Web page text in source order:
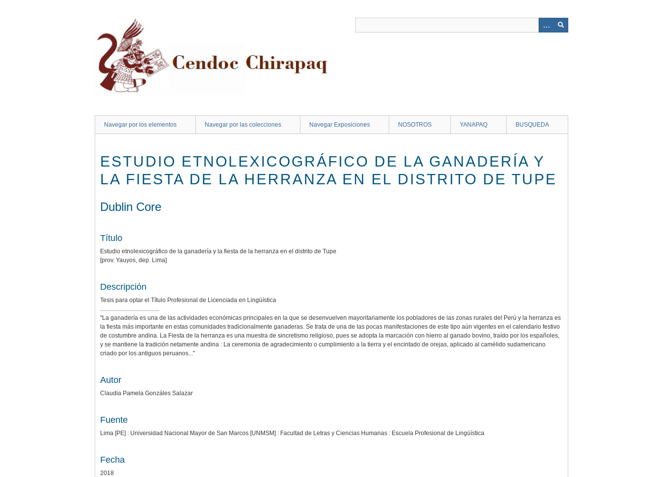
Navegar por los elementos Navegar por las colecciones Navegar Exposiciones NOSOTROS YANAPAQ BUSQUEDA
ESTUDIO ETNOLEXICOGRÁFICO DE LA GANADERÍA Y
LA FIESTA DE LA HERRANZA EN EL DISTRITO DE TUPE
Dublin Core
Título
Estudio etnolexicográfico de la ganadería y la fiesta de la herranza en el distrito de Tupe
[prov. Yauyos, dep. Lima]
Descripción
Tesis para optar el Título Profesional de Licenciada en Lingüística
"La ganadería es una de las actividades económicas principales en la que se desenvuelven mayoritariamente los pobladores de las zonas rurales del Perú y la herranza es
la fiesta más importante en estas comunidades tradicionalmente ganaderas. Se trata de una de las pocas manifestaciones de este tipo aún vigentes en el calendario festivo
de costumbre andina. La Fiesta de la herranza es una muestra de sincretismo religioso, pues se adopta la marcación con hierro al ganado bovino, traído por los españoles,
y se mantiene la tradición netamente andina : La ceremonia de agradecimiento o cumplimiento a la tierra y el encintado de orejas, aplicado al camélido sudamericano
criado por los antiguos peruanos..."
Autor
Claudia Pamela Gonzáles Salazar
Fuente
Lima [PE] : Universidad Nacional Mayor de San Marcos [UNMSM] : Facultad de Letras y Ciencias Humanas : Escuela Profesional de Lingüística
Fecha
2018